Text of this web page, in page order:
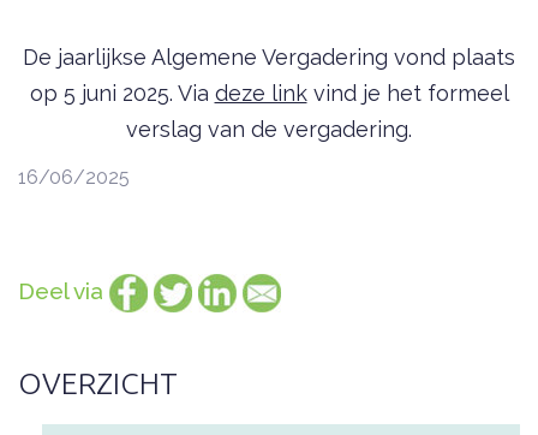
De jaarlijkse Algemene Vergadering vond plaats
op 5 juni 2025. Via deze linkvind je het formeel
verslag van de vergadering.
16/06/2025
Deel via
OVERZICHT